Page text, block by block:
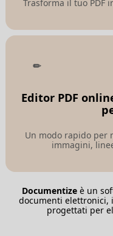
Trasforma il tuo PDF
Editor PDF
Un modo rapido per
immagini,
Documentize è un
documenti elettronici,
progettati per